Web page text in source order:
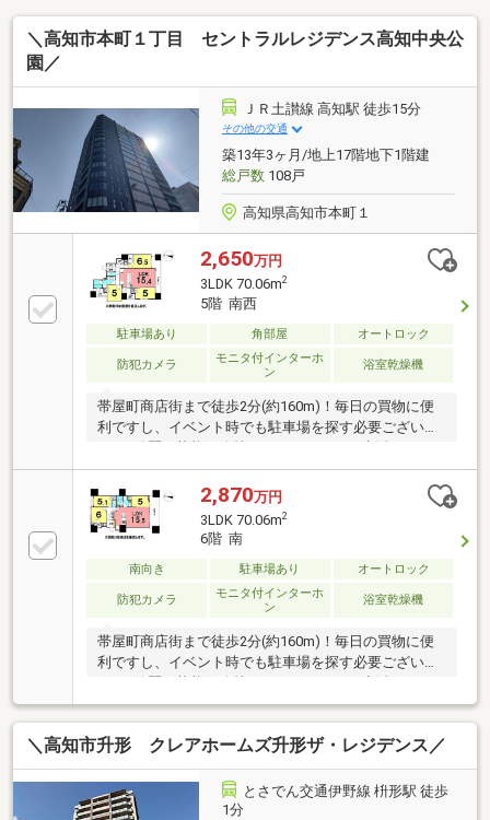
＼高知市本町１丁目 セントラルレジデンス高知中央公
園／
ＪＲ土讃線 高知駅 徒歩15分
その他の交通
築13年3ヶ月/地上17階地下1階建
総戸数108戸
高知県高知市本町１
2,650万円
3LDK 70.06m2
5階 南西
駐車場あり 角部屋 オートロック
防犯カメラ
モニタ付インターホ
ン
浴室乾燥機
帯屋町商店街まで徒歩2分(約160m)！毎日の買物に便
利ですし、イベント時でも駐車場を探す必要ございま
せん♪綺麗な状態が維持されていてすぐに生活できる
他、セカンドハウスとしてもご検討ください！
2,870万円
3LDK 70.06m2
6階 南
南向き 駐車場あり オートロック
防犯カメラ
モニタ付インターホ
ン
浴室乾燥機
帯屋町商店街まで徒歩2分(約160m)！毎日の買物に便
利ですし、イベント時でも駐車場を探す必要ございま
他、セカンドハウスとしてもご検討ください！
＼高知市升形 クレアホームズ升形ザ・レジデンス／
とさでん交通伊野線 枡形駅 徒歩
1分